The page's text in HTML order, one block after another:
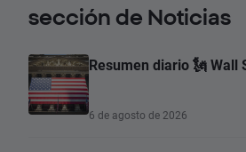
sección de Noticias
Resumen diario 🗽 Wall
6 de agosto de 2026